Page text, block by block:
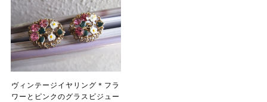
ヴィンテージイヤリング＊フラ
ワーとピンクのグラスビジュー